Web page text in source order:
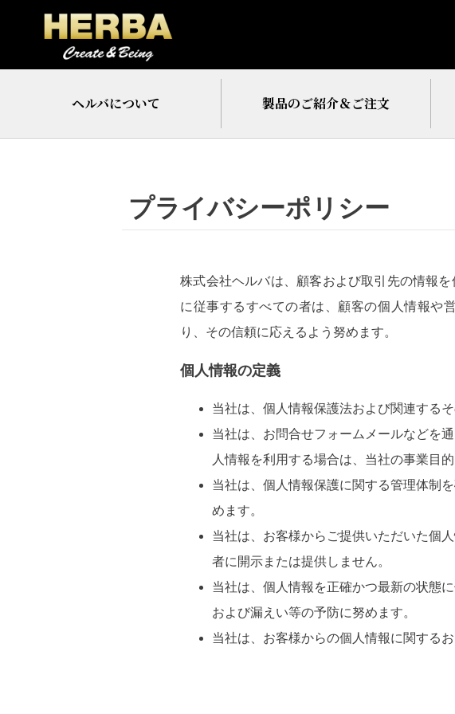
ヘルバについて 製品のご紹介＆ご注文
プライバシーポリシー
株式会社ヘルバは、顧客および取引先の情報
に従事するすべての者は、顧客の個人情報や
り、その信頼に応えるよう努めます。
個人情報の定義
当社は、個人情報保護法および関連する
当社は、お問合せフォームメールなどを
人情報を利用する場合は、当社の事業目
当社は、個人情報保護に関する管理体制
めます。
当社は、お客様からご提供いただいた個
者に開示または提供しません。
当社は、個人情報を正確かつ最新の状態
および漏えい等の予防に努めます。
当社は、お客様からの個人情報に関する